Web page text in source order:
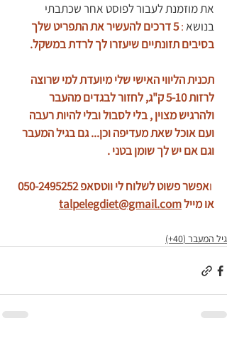
את מוזמנת לעבור לפוסט אחר שכתבתי
בנושא : 5 דרכים להעשיר את התפריט שלך
בסיבים תזונתיים שיעזרו לך לרדת במשקל.
תכנית הליווי האישי שלי מיועדת למי שרוצה
לרזות 5-10 ק"ג, לחזור לבגדים מהעבר
ולהרגיש מצוין , בלי לסבול ובלי להיות רעבה
ועם אוכל שאת מעדיפה וכן... גם בגיל המעבר
וגם אם יש לך שומן בטני .
או מייל talpelegdiet@gmail.com
גיל המעבר (40+)